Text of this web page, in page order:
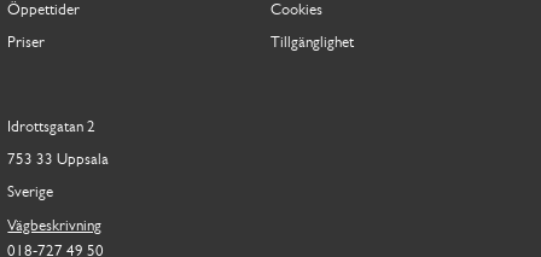
Öppettider
Priser
Cookies
Tillgänglighet
Idrottsgatan 2
753 33 Uppsala
Sverige
Vägbeskrivning
018-727 49 50